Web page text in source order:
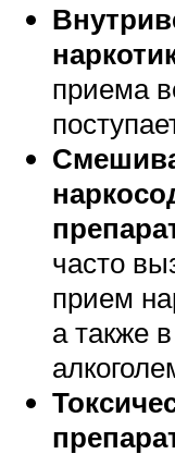
приема
часто
прием
а также